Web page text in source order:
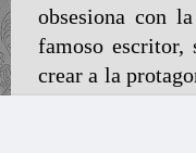
obsesiona con
famoso escritor,
crear a la
señora March
escritora